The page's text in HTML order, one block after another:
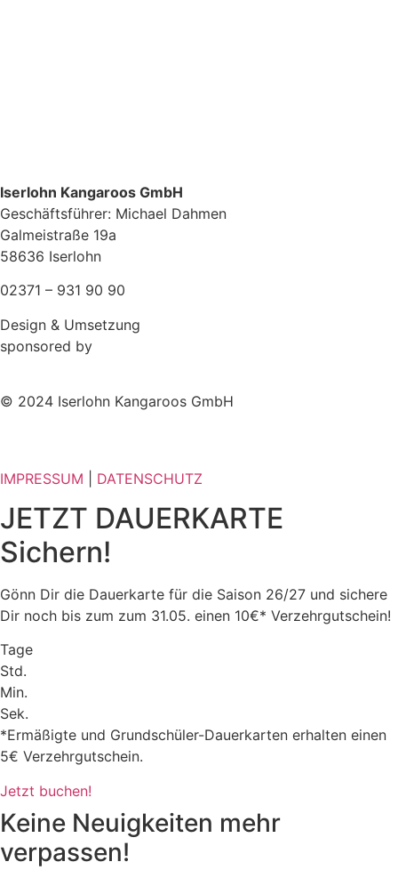
Iserlohn Kangaroos GmbH
Geschäftsführer: Michael Dahmen
Galmeistraße 19a
58636 Iserlohn
02371 – 931 90 90
Design & Umsetzung
sponsored by
© 2024 Iserlohn Kangaroos GmbH
IMPRESSUM DATENSCHUTZ
JETZT DAUERKARTE
Sichern!
Gönn Dir die Dauerkarte für die Saison 26/27 und sichere
Dir noch bis zum zum 31.05. einen 10€* Verzehrgutschein!
Tage
Std.
Min.
Sek.
*Ermäßigte und Grundschüler-Dauerkarten erhalten einen
5€ Verzehrgutschein.
Jetzt buchen!
Keine Neuigkeiten mehr
verpassen!